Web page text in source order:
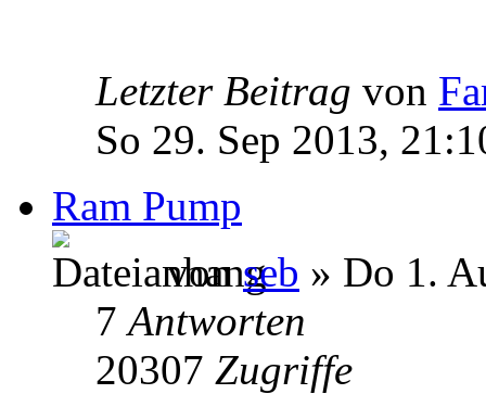
Letzter Beitrag von
So 29. Sep 2013,
Ram Pump
vonseb » Do 1.
7Antworten
20307 Zugriffe